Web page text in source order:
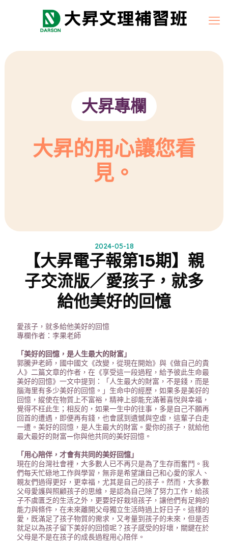
大昇專欄
大昇的用心讓您看
見。
2024-05-18
【大昇電子報第15期】親
子交流版／愛孩子，就多
給他美好的回憶
愛孩子，就多給他美好的回憶
專欄作者：李果老師
「美好的回憶，是人生最大的財富」
郭騰尹老師，國中國文《改變，從現在開始》與《做自己的貴
人》二篇文章的作者，在《享受這一段過程，給予彼此生命最
美好的回憶》一文中提到：「人生最大的財富，不是錢，而是
腦海里有多少美好的回憶。」生命中的經歷，如果多是美好的
回憶，縱使在物質上不富裕，精神上卻能充滿著喜悅與幸福，
覺得不枉此生；相反的，如果一生中的往事，多是自己不願再
回首的遭遇，即便再有錢，也會感到遺憾與空虛，這輩子白走
一遭。美好的回憶，是人生最大的財富。愛你的孩子，就給他
最大最好的財富—你與他共同的美好回憶。
「用心陪伴，才會有共同的美好回憶」
現在的台灣社會裡，大多數人已不再只是為了生存而奮鬥。我
們每天忙碌地工作與學習，無非是希望讓自己和心愛的家人、
親友們過得更好，更幸福，尤其是自己的孩子。然而，大多數
父母愛護與照顧孩子的思維，是認為自己除了努力工作，給孩
子不虞匱乏的生活之外，更要好好栽培孩子，讓他們有足夠的
能力與條件，在未來離開父母獨立生活時過上好日子。這樣的
愛，既滿足了孩子物質的需求，又考量到孩子的未來，但是否
就足以為孩子留下美好的回憶呢？孩子感受的好壞，關鍵在於
父母是不是在孩子的成長過程用心陪伴。